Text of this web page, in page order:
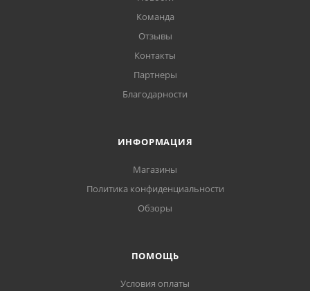
Команда
Отзывы
Контакты
Партнеры
Благодарности
ИНФОРМАЦИЯ
Магазины
Политика конфиденциальности
Обзоры
ПОМОЩЬ
Условия оплаты